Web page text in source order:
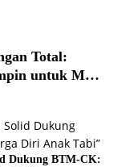
Total:
untuk Masa
Dukung BTM-CK: